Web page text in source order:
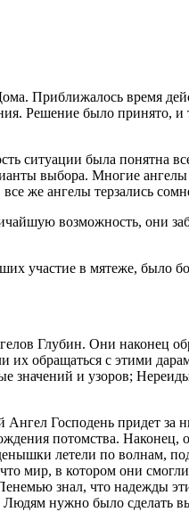
Приближалось время
Решение было принято, и
ситуации была понятна
выбора. Многие ангелы
же ангелы терзались
возможность, они
участие в мятеже, было
Глубин. Они наконец
обращаться с этими
значений и узоров;
Господень придет за
потомства. Наконец,
летели по волнам,
мир, в котором они
знал, что надежды
нужно было сделать